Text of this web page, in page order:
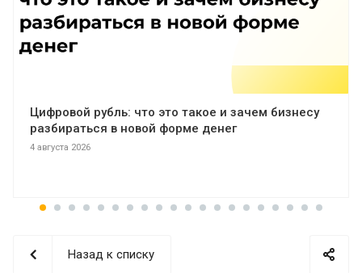
Цифровой рубль: что это такое и зачем бизнесу
разбираться в новой форме денег
4 августа 2026
Назад к списку